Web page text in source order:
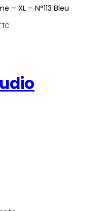
XL – N°113 Bleu